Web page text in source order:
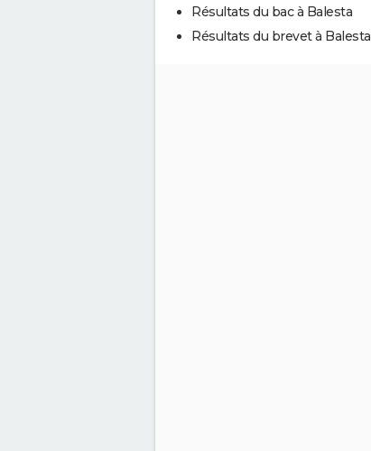
Résultats du bac à Balesta
Résultats du brevet à Balesta